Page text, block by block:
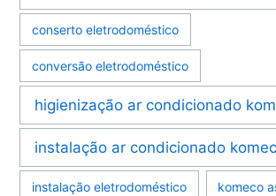
conserto eletrodoméstico
conversão eletrodoméstico
higienização ar condicionado
instalação ar condicionado
instalação eletrodoméstico komeco